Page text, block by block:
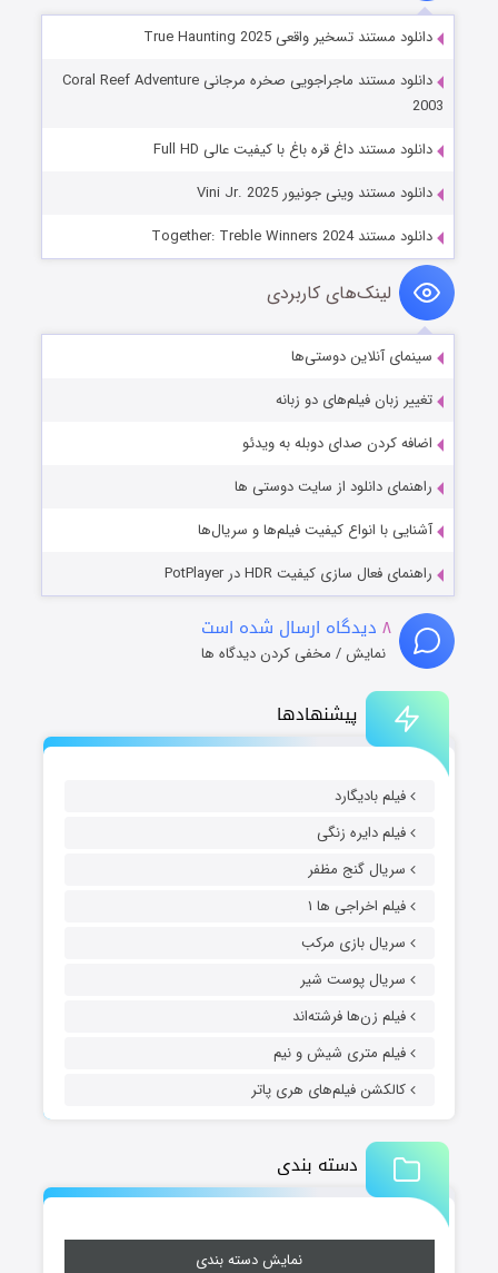
پیشنهادها
فیلم بادیگارد
فیلم دایره زنگی
سریال گنج مظفر
فیلم اخراجی ها ۱
سریال بازی مرکب
سریال پوست شیر
فیلم زن‌ها فرشته‌اند
فیلم متری شیش و نیم
کالکشن فیلم‌های هری پاتر
دسته بندی
نمایش دسته بندی
دانلود مستند تسخیر واقعی True Haunting 2025
دانلود مستند ماجراجویی صخره مرجانی Coral Reef Adventure
2003
دانلود مستند داغ قره باغ با کیفیت عالی Full HD
دانلود مستند وینی جونیور Vini Jr. 2025
دانلود مستند Together: Treble Winners 2024
لینک‌های کاربردی
سینمای آنلاین دوستی‌ها
تغییر زبان فیلم‌های دو زبانه
اضافه کردن صدای دوبله به ویدئو
راهنمای دانلود از سایت دوستی ها
آشنایی با انواع کیفیت فیلم‌ها و سریال‌ها
راهنمای فعال سازی کیفیت HDR در PotPlayer
۸ دیدگاه ارسال شده است
نمایش / مخفی کردن دیدگاه ها